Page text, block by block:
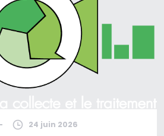
24 juin 2026